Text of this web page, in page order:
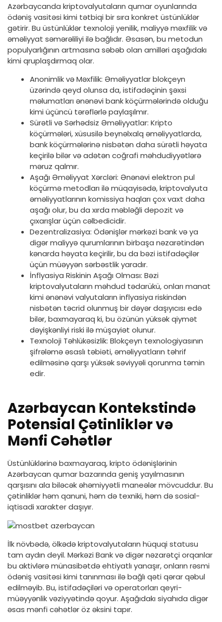
Azərbaycanda kriptovalyutaların qumar oyunlarında
ödəniş vasitəsi kimi tətbiqi bir sıra konkret üstünlüklər
gətirir. Bu üstünlüklər texnoloji yenilik, maliyyə məxfilik və
əməliyyat səmərəliliyi ilə bağlıdır. Əsasən, bu metodun
populyarlığının artmasına səbəb olan amilləri aşağıdakı
kimi qruplaşdırmaq olar.
Anonimlik və Məxfilik: Əməliyyatlar blokçeyn
üzərində qeyd olunsa da, istifadəçinin şəxsi
məlumatları ənənəvi bank köçürmələrində olduğu
kimi üçüncü tərəflərlə paylaşılmır.
Sürətli və Sərhədsiz Əməliyyatlar: Kripto
köçürmələri, xüsusilə beynəlxalq əməliyyatlarda,
bank köçürmələrinə nisbətən daha sürətli həyata
keçirilə bilər və adətən coğrafi məhdudiyyətlərə
məruz qalmır.
Aşağı Əməliyyat Xərcləri: Ənənəvi elektron pul
köçürmə metodları ilə müqayisədə, kriptovalyuta
əməliyyatlarının komissiya haqları çox vaxt daha
aşağı olur, bu da xırda məbləğli depozit və
çıxarışlar üçün cəlbedicidir.
Dezentralizasiya: Ödənişlər mərkəzi bank və ya
digər maliyyə qurumlarının birbaşa nəzarətindən
kənarda həyata keçirilir, bu da bəzi istifadəçilər
üçün müəyyən sərbəstlik yaradır.
İnflyasiya Riskinin Aşağı Olması: Bəzi
kriptovalyutaların məhdud tədarükü, onları manat
kimi ənənəvi valyutaların inflyasiya riskindən
nisbətən təcrid olunmuş bir dəyər daşıyıcısı edə
bilər, baxmayaraq ki, bu özünün yüksək qiymət
dəyişkənliyi riski ilə müşayiət olunur.
Texnoloji Təhlükəsizlik: Blokçeyn texnologiyasının
şifrələmə əsaslı təbiəti, əməliyyatların təhrif
edilməsinə qarşı yüksək səviyyəli qorunma təmin
edir.
Azərbaycan Kontekstində
Potensial Çətinliklər və
Mənfi Cəhətlər
Üstünlüklərinə baxmayaraq, kripto ödənişlərinin
Azərbaycan qumar bazarında geniş yayılmasının
qarşısını ala biləcək əhəmiyyətli maneələr mövcuddur. Bu
çətinliklər həm qanuni, həm də texniki, həm də sosial-
iqtisadi xarakter daşıyır.
İlk növbədə, ölkədə kriptovalyutaların hüquqi statusu
tam aydın deyil. Mərkəzi Bank və digər nəzarətçi orqanlar
bu aktivlərə münasibətdə ehtiyatlı yanaşır, onların rəsmi
ödəniş vasitəsi kimi tanınması ilə bağlı qəti qərar qəbul
edilməyib. Bu, istifadəçiləri və operatorları qeyri-
müəyyənlik vəziyyətində qoyur. Aşağıdakı siyahıda digər
əsas mənfi cəhətlər öz əksini tapır.